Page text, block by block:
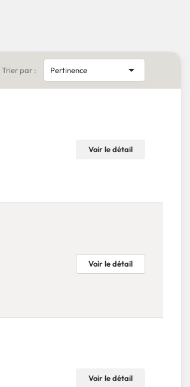
Trier par : Pertinence 
Voir le détail
Voir le détail
Voir le détail